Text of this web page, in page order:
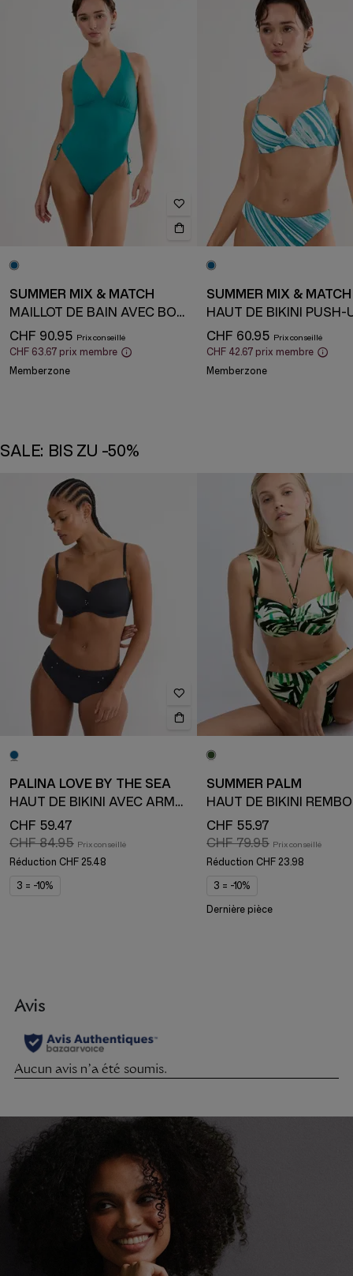
SUMMER MIX & MATCH
MAILLOT DE BAIN AVEC BONNETS REMBOURRÉS
CHF 90.95
CHF 63.67 prix membre
Memberzone
SUMMER MIX & MATCH
HAUT DE BIKINI PUSH-
CHF 60.95
CHF 42.67 prix membre
Memberzone
SALE: BIS ZU -50%
PALINA LOVE BY THE SEA
HAUT DE BIKINI AVEC ARMATURE ET BONNETS REMBOURRÉS
CHF 59.47
CHF 84.95
Réduction CHF 25.48
3 = -10%
SUMMER PALM
CHF 55.97
CHF 79.95
Réduction CHF 23.98
3 = -10%
Dernière pièce